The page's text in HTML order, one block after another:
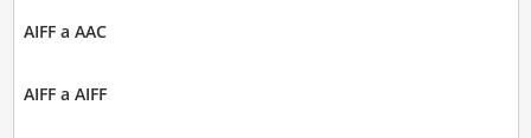
AIFF a AAC
AIFF a AIFF